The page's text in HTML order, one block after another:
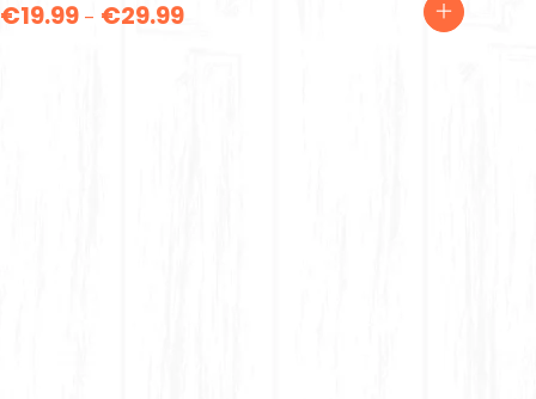
€19.99 – €29.99